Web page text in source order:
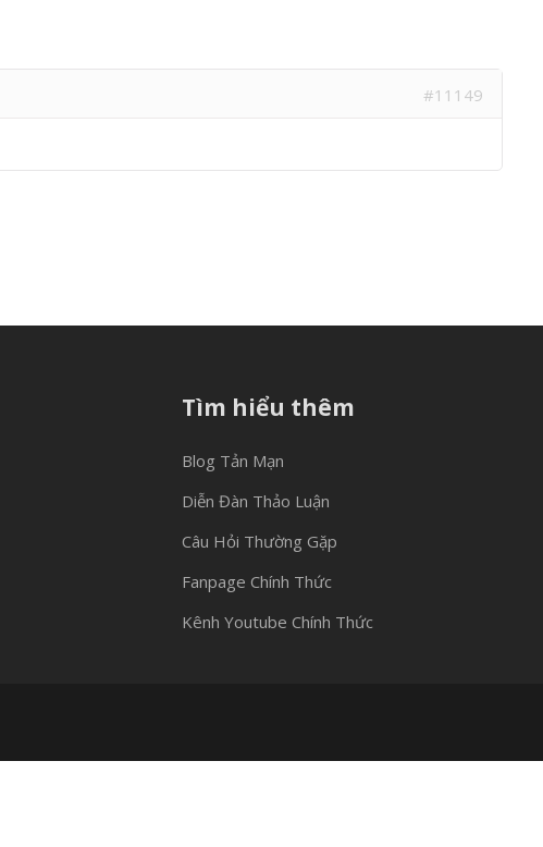
#11149
Tìm hiểu thêm
Blog Tản Mạn
Diễn Đàn Thảo Luận
Câu Hỏi Thường Gặp
Fanpage Chính Thức
Kênh Youtube Chính Thức